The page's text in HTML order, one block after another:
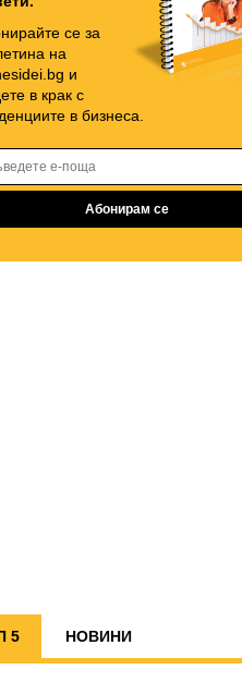
се за
на
и
в крак с
в бизнеса.
5 НОВИНИ